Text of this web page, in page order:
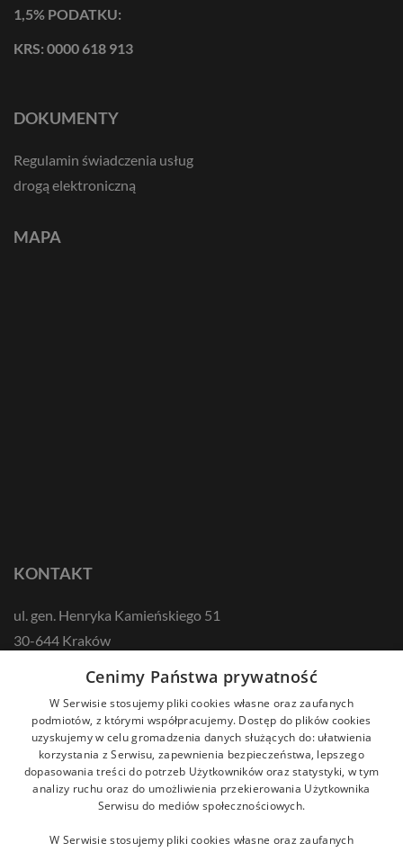
1,5% PODATKU:
KRS: 0000 618 913
DOKUMENTY
Regulamin świadczenia usług
drogą elektroniczną
MAPA
KONTAKT
ul. gen. Henryka Kamieńskiego 51
30-644 Kraków
kontakt@zikodlazdrowia.org
DOWIEDZ SIĘ WIĘCEJ!
Cenimy Państwa prywatność
W Serwisie stosujemy pliki cookies własne oraz zaufanych
podmiotów, z którymi współpracujemy. Dostęp do plików cookies
uzyskujemy w celu gromadzenia danych służących do: ułatwienia
korzystania z Serwisu, zapewnienia bezpieczeństwa, lepszego
dopasowania treści do potrzeb Użytkowników oraz statystyki, w tym
analizy ruchu oraz do umożliwienia przekierowania Użytkownika
Serwisu do mediów społecznościowych.
W Serwisie stosujemy pliki cookies własne oraz zaufanych